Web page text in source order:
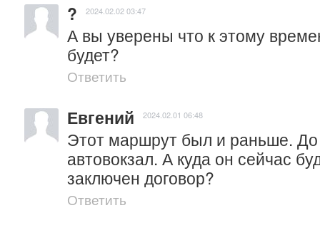
? 2024.02.02 03:47
А вы уверены что к этому
будет?
Ответить
Евгений 2024.02.01 06:48
Этот маршрут был и раньше. До
автовокзал. А куда он сейчас
заключен договор?
Ответить